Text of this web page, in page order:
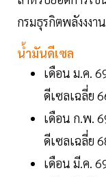
กรมธุรกิตพลังงงา
น้ำมันดีเซล
เดือน ม.ค.
ดีเซลเฉลี่ย
เดือน ก.พ.
ดีเซลเฉลี่ย
เดือน มี.ค.